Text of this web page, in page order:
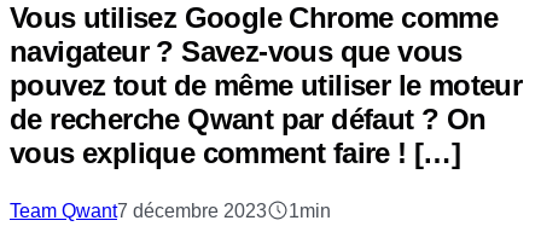
Vous utilisez Google Chrome comme
navigateur ? Savez-vous que vous
pouvez tout de même utiliser le moteur
de recherche Qwant par défaut ? On
vous explique comment faire ! […]
Team Qwant7 décembre 2023 1min